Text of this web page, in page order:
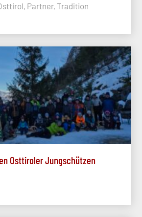
Partner, Tradition
Osttiroler Jungschützen